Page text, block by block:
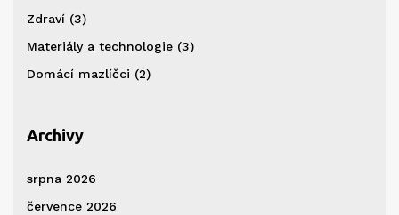
Zdraví (3)
Materiály a technologie (3)
Domácí mazlíčci (2)
Archivy
srpna 2026
července 2026